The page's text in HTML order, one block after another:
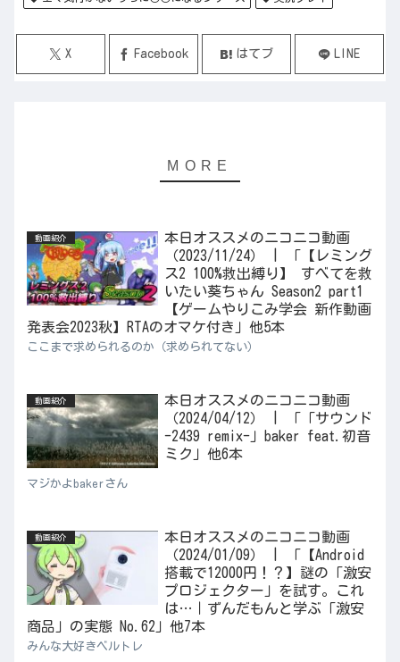
X Facebook はてブ LINE
動画紹介
本日オススメのニコニコ動画
（2023/11/24） | 「【レミング
ス2 100%救出縛り】 すべてを救
いたい葵ちゃん Season2 part1
【ゲームやりこみ学会 新作動画
発表会2023秋】RTAのオマケ付き」他5本
ここまで求められるのか（求められてない）
動画紹介
本日オススメのニコニコ動画
（2024/04/12） | 「「サウンド
-2439 remix-」baker feat.初音
ミク」他6本
マジかよbakerさん
動画紹介
本日オススメのニコニコ動画
（2024/01/09） | 「【Android
搭載で12000円！？】謎の「激安
プロジェクター」を試す。これ
は…｜ずんだもんと学ぶ「激安
商品」の実態 No.62」他7本
みんな大好きベルトレ